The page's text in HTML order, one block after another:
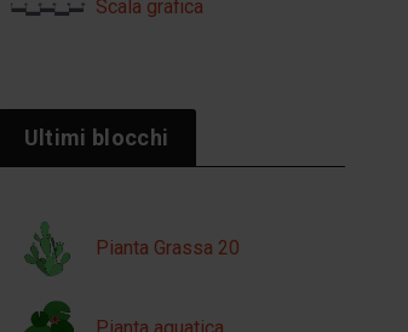
Scala grafica
Ultimi blocchi
Pianta Grassa 20